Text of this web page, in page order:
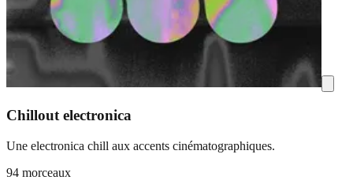
Chillout electronica
Une electronica chill aux accents cinématographiques.
94 morceaux